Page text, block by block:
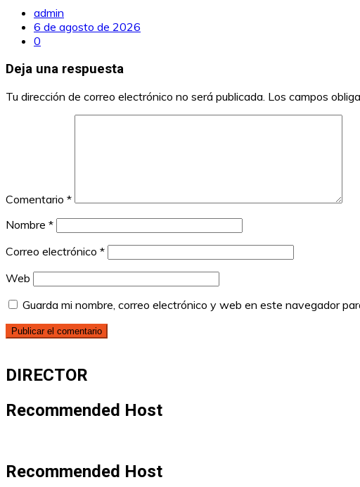
admin
6 de agosto de 2026
0
Deja una respuesta
Tu dirección de correo electrónico no será publicada. Los campos
Comentario *
Nombre *
Correo electrónico *
Web
Guarda mi nombre, correo electrónico y web en este navegador
DIRECTOR
Recommended Host
Recommended Host